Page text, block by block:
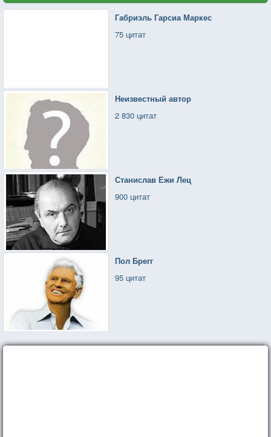
Габриэль Гарсиа Маркес
75 цитат
Неизвестный автор
2 830 цитат
Станислав Ежи Лец
900 цитат
Пол Брегг
95 цитат